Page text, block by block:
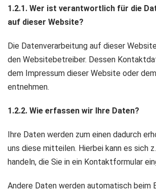
1.2.1. Wer ist verantwortlich für die
auf dieser Website?
Die Datenverarbeitung auf dieser
den Websitebetreiber. Dessen
dem Impressum dieser Website oder
entnehmen.
1.2.2. Wie erfassen wir Ihre Daten?
Ihre Daten werden zum einen dadurch
uns diese mitteilen. Hierbei kann es sich
handeln, die Sie in ein Kontaktformular
Andere Daten werden automatisch beim